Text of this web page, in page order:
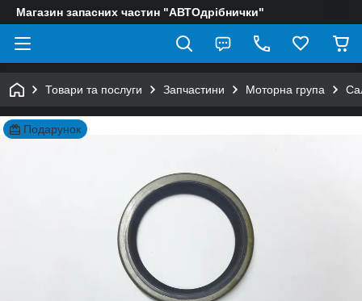
Магазин запасних частин "АВТОдрібнички"
Товари та послуги Запчастини Моторна група
Подарунок